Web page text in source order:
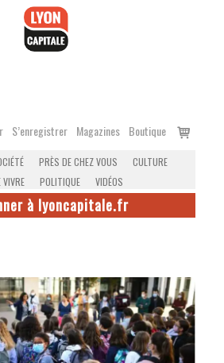
S’enregistrer Magazines Boutique
Voir
PRÈS DE CHEZ VOUS
CULTURE
POLITIQUE VIDÉOS
à lyoncapitale.fr